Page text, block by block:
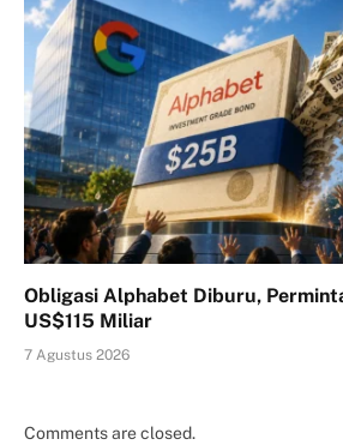
Obligasi Alphabet Diburu,
US$115 Miliar
7 Agustus 2026
Comments are closed.